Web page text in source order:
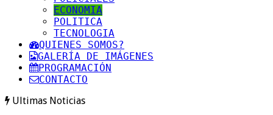
ECONOMIA
POLITICA
TECNOLOGIA
QUIENES SOMOS?
GALERÍA DE IMÁGENES
PROGRAMACIÓN
CONTACTO
Ultimas Noticias